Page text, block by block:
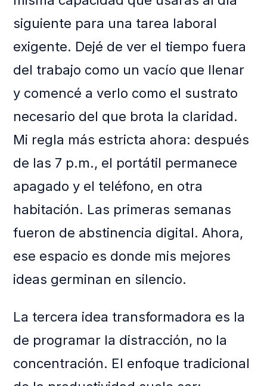
siguiente para una tarea laboral
exigente. Dejé de ver el tiempo fuera
del trabajo como un vacío que llenar
y comencé a verlo como el sustrato
necesario del que brota la claridad.
Mi regla más estricta ahora: después
de las 7 p.m., el portátil permanece
apagado y el teléfono, en otra
habitación. Las primeras semanas
fueron de abstinencia digital. Ahora,
ese espacio es donde mis mejores
ideas germinan en silencio.
La tercera idea transformadora es la
de programar la distracción, no la
concentración. El enfoque tradicional